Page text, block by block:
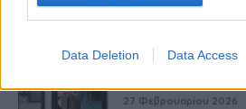
Data Deletion Data Access
Δείτε
9 πράγματα που
27 Φεβρουαρίου 2026